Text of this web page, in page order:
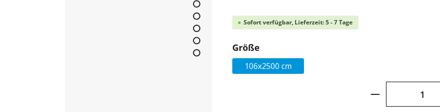
Sofort verfügbar, Lieferzeit: 5 - 7 Tage
Größe
106x2500 cm
Produkt